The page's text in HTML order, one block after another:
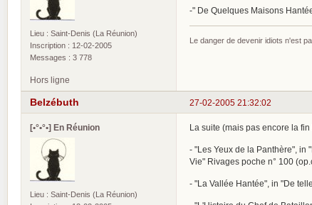
Lieu : Saint-Denis (La Réunion)
Inscription : 12-02-2005
Messages : 3 778
-" De Quelques Maisons
Le danger de devenir idiots n'est
Hors ligne
27-02-2005 21:32:02
Belzébuth
[•°•°•] En Réunion
Lieu : Saint-Denis (La Réunion)
La suite (mais pas encore la fin
- "Les Yeux de la Panthère", in
Vie" Rivages poche n° 100
- "La Vallée Hantée", in "De